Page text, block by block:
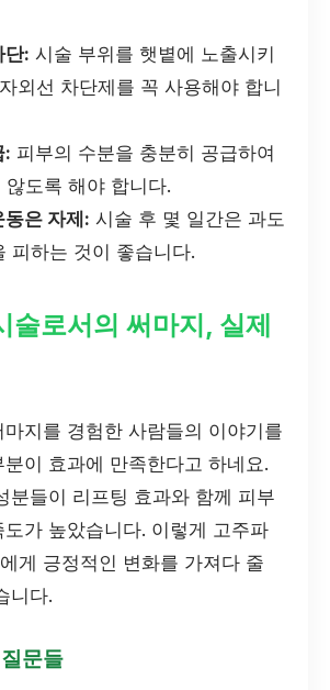
단: 시술 부위를 햇볕에 노출시키
외선 차단제를 꼭 사용해야 합니
: 피부의 수분을 충분히 공급하여
않도록 해야 합니다.
동은 자제: 시술 후 몇 일간은 과도
피하는 것이 좋습니다.
술로서의 써마지, 실제
지를 경험한 사람들의 이야기를
이 효과에 만족한다고 하네요.
분들이 리프팅 효과와 함께 피부
가 높았습니다. 이렇게 고주파
게 긍정적인 변화를 가져다 줄
니다.
문들